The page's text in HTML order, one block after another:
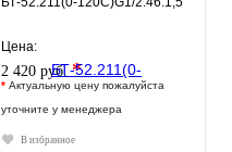
Цена:
2 420 руб.*
* Актуальную цену пожалуйста
уточните у менеджера
В избранное